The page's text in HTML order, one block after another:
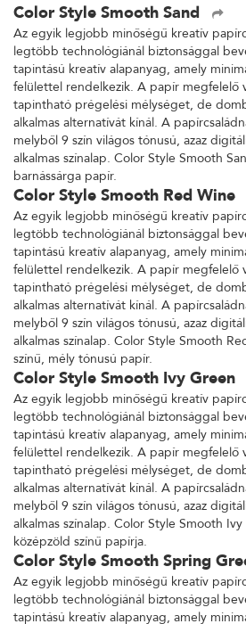
Color Style Smooth Sand
Az egyik legjobb minőségű kreatív
legtöbb technológiánál biztonsággal
tapintású kreatív alapanyag, amely
felülettel rendelkezik. A papír megfelelő
tapintható prégelési mélységet, de
alkalmas alternatívát kínál. A
melyből 9 szín világos tónusú, azaz
alkalmas színalap. Color Style Smooth
barnássárga papír.
Color Style Smooth Red Wine
Az egyik legjobb minőségű kreatív
legtöbb technológiánál biztonsággal
tapintású kreatív alapanyag, amely
felülettel rendelkezik. A papír megfelelő
tapintható prégelési mélységet, de
alkalmas alternatívát kínál. A
melyből 9 szín világos tónusú, azaz
alkalmas színalap. Color Style Smooth
színű, mély tónusú papír.
Color Style Smooth Ivy Green
Az egyik legjobb minőségű kreatív
legtöbb technológiánál biztonsággal
tapintású kreatív alapanyag, amely
felülettel rendelkezik. A papír megfelelő
tapintható prégelési mélységet, de
alkalmas alternatívát kínál. A
melyből 9 szín világos tónusú, azaz
alkalmas színalap. Color Style Smooth
középzöld színű papírja.
Color Style Smooth Spring
Az egyik legjobb minőségű kreatív
legtöbb technológiánál biztonsággal
tapintású kreatív alapanyag, amely